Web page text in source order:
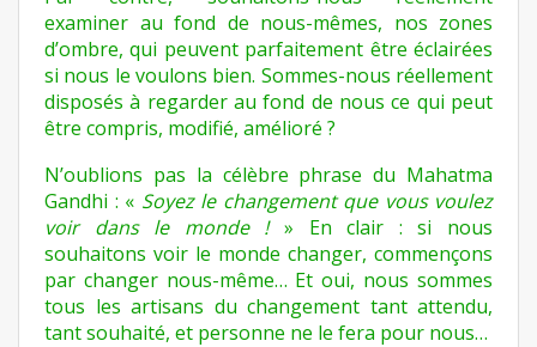
examiner au fond de nous-mêmes, nos zones
d’ombre, qui peuvent parfaitement être éclairées
si nous le voulons bien. Sommes-nous réellement
disposés à regarder au fond de nous ce qui peut
être compris, modifié, amélioré ?
N’oublions pas la célèbre phrase du Mahatma
Gandhi : « Soyez le changement que vous voulez
voir dans le monde !» En clair : si nous
souhaitons voir le monde changer, commençons
par changer nous-même… Et oui, nous sommes
tous les artisans du changement tant attendu,
tant souhaité, et personne ne le fera pour nous…